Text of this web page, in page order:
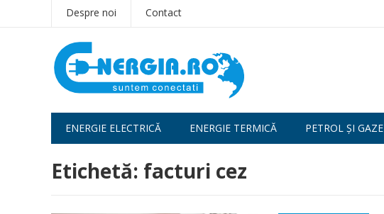
Despre noi Contact
ENERGIE ELECTRICĂ ENERGIE TERMICĂ PETROL ȘI GAZE
Etichetă: facturi cez